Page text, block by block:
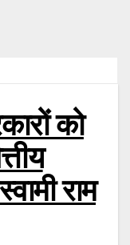
को
राम